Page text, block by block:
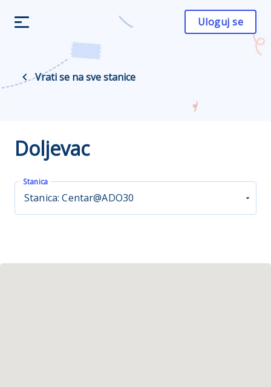
Uloguj se
Vrati se na sve stanice
Doljevac
Stanica
Stanica: Centar@ADO30